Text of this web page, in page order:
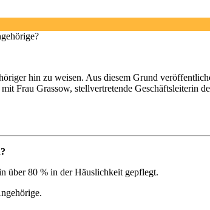
hin zu weisen. Aus diesem Grund
mit Frau Grassow, stellvertretende Geschäftsleiterin
über 80 % in der Häuslichkeit gepflegt.